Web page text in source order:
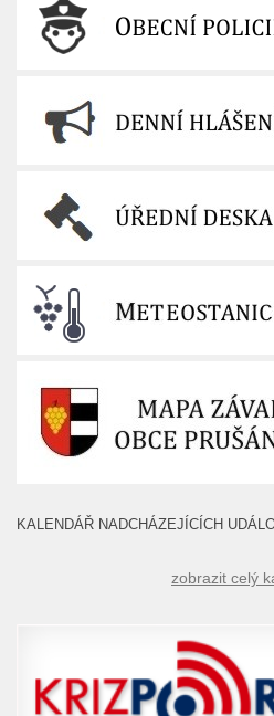
KALENDÁŘ NADCHÁZEJÍCÍCH
zobrazit celý